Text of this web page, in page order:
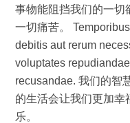
事物能阻挡我们的一切
一切痛苦。
debitis aut rerum
voluptates
recusandae. 我们的智
的生活会让我们更加幸
乐。